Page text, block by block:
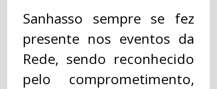
Sanhasso sempre se fez
presente nos eventos da
Rede, sendo reconhecido
pelo comprometimento,